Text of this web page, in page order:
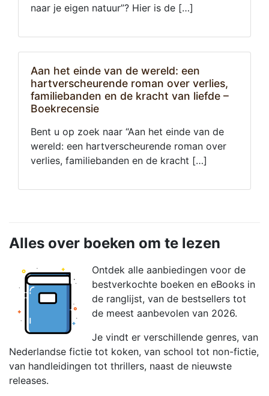
naar je eigen natuur”? Hier is de […]
Aan het einde van de wereld: een
hartverscheurende roman over verlies,
familiebanden en de kracht van liefde –
Boekrecensie
Bent u op zoek naar “Aan het einde van de
wereld: een hartverscheurende roman over
verlies, familiebanden en de kracht […]
Alles over boeken om te lezen
Ontdek alle aanbiedingen voor de
bestverkochte boeken en eBooks in
de ranglijst, van de bestsellers tot
de meest aanbevolen van 2026.
Je vindt er verschillende genres, van
Nederlandse fictie tot koken, van school tot non-fictie,
van handleidingen tot thrillers, naast de nieuwste
releases.